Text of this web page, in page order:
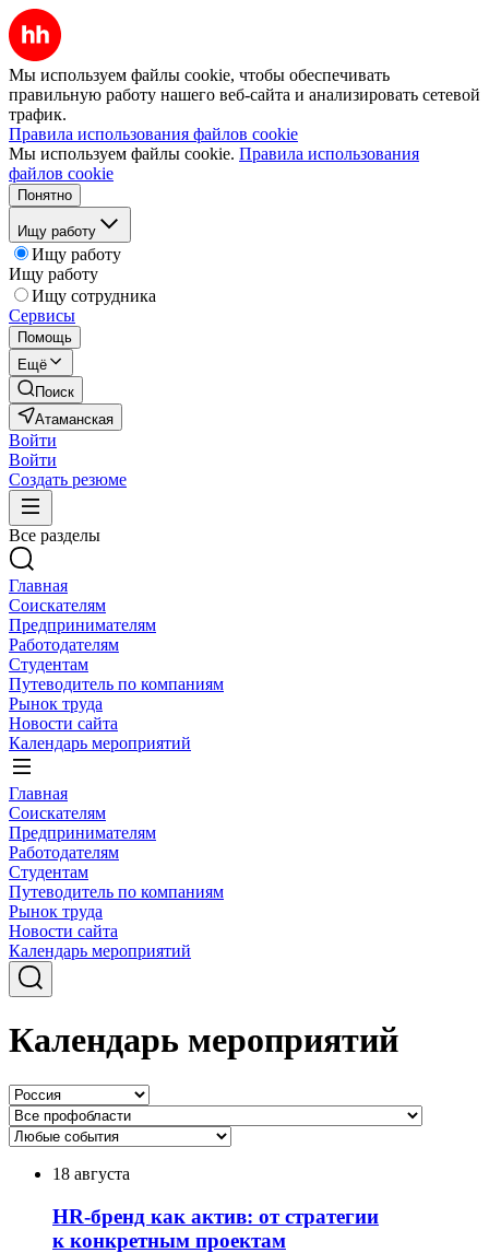
Мы используем файлы cookie, чтобы обеспечивать
правильную работу нашего веб-сайта и анализировать сетевой
трафик.
Правила использования файлов cookie
Мы используем файлы cookie. Правила использования
файлов cookie
Понятно
Ищу работу
Ищу работу
Ищу работу
Ищу сотрудника
Сервисы
Помощь
Ещё
Поиск
Атаманская
Войти
Войти
Создать резюме
Все разделы
Главная
Соискателям
Предпринимателям
Работодателям
Студентам
Путеводитель по компаниям
Рынок труда
Новости сайта
Календарь мероприятий
Главная
Соискателям
Предпринимателям
Работодателям
Студентам
Путеводитель по компаниям
Рынок труда
Новости сайта
Календарь мероприятий
Календарь мероприятий
18 августа
HR-бренд как актив: от стратегии
к конкретным проектам